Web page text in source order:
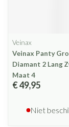
Veinax
Veinax Panty
Diamant 2 Lang
Maat 4
€ 49,95
Niet